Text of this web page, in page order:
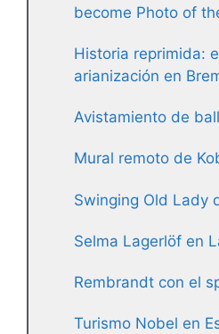
become Photo of
Historia reprimida:
arianización en
Avistamiento de
Mural remoto de
Swinging Old Lady
Selma Lagerlöf en
Rembrandt con el
Turismo Nobel en